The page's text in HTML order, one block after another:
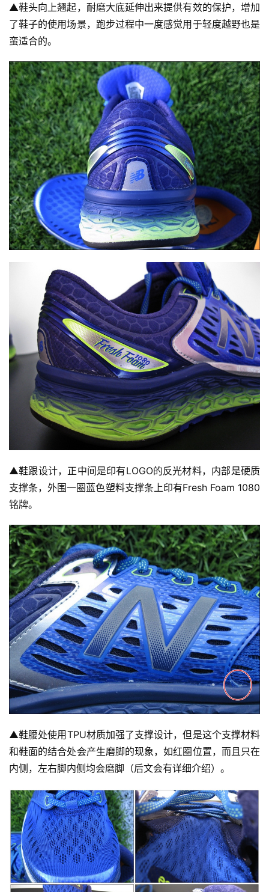
用
户
精
运
动
集
▲鞋头向上翘起，耐磨大底延伸出来提供有效的保护，增加
了鞋子的使用场景，跑步过程中一度感觉用于轻度越野也是
蛮适合的。
▲鞋跟设计，正中间是印有LOGO的反光材料，内部是硬质
支撑条，外围一圈蓝色塑料支撑条上印有Fresh Foam 1080
铭牌。
▲鞋腰处使用TPU材质加强了支撑设计，但是这个支撑材料
和鞋面的结合处会产生磨脚的现象，如红圈位置，而且只在
内侧，左右脚内侧均会磨脚（后文会有详细介绍）。